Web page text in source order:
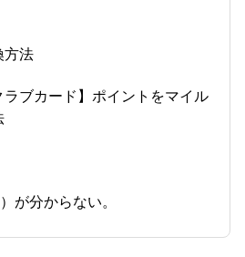
方法
ラブカード】ポイントをマイル
が分からない。